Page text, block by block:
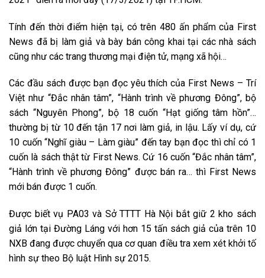
Tính đến thời điểm hiện tại, có trên 480 ấn phẩm của First
News đã bị làm giả và bày bán công khai tại các nhà sách
cũng như các trang thương mại điện tử, mạng xã hội…
Các đầu sách được bạn đọc yêu thích của First News – Trí
Việt như “Đắc nhân tâm”, “Hành trình về phương Đông”, bộ
sách “Nguyên Phong”, bộ 18 cuốn “Hạt giống tâm hồn”…
thường bị từ 10 đến tận 17 nơi làm giả, in lậu. Lấy ví dụ, cứ
10 cuốn “Nghĩ giàu – Làm giàu” đến tay bạn đọc thì chỉ có 1
cuốn là sách thật từ First News. Cứ 16 cuốn “Đắc nhân tâm”,
“Hành trình về phương Đông” được bán ra… thì First News
mới bán được 1 cuốn.
Được biết vụ PA03 và Sở TTTT Hà Nội bắt giữ 2 kho sách
giả lớn tại Đường Láng với hơn 15 tấn sách giả của trên 10
NXB đang được chuyển qua cơ quan điều tra xem xét khởi tố
hình sự theo Bộ luật Hình sự 2015.